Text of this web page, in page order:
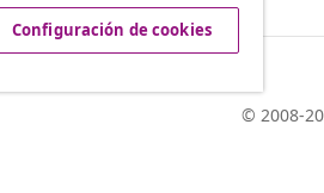
© 2008-
Configuración de cookies